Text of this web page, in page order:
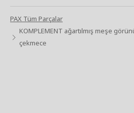
PAX Tüm Parçalar
KOMPLEMENT ağartılmış meşe
çekmece